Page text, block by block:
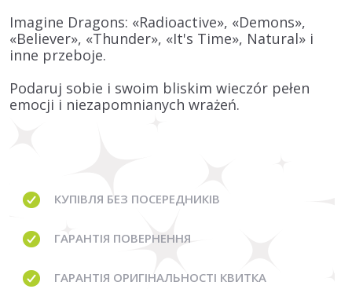
Imagine Dragons: «Radioactive», «Demons»,
«Believer», «Thunder», «It's Time», Natural» i
inne przeboje.
Podaruj sobie i swoim bliskim wieczór pełen
emocji i niezapomnianych wrażeń.
КУПІВЛЯ БЕЗ ПОСЕРЕДНИКІВ
ГАРАНТІЯ ПОВЕРНЕННЯ
ГАРАНТІЯ ОРИГІНАЛЬНОСТІ КВИТКА